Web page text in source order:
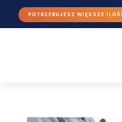
POTRZEBUJESZ WIĘKSZE